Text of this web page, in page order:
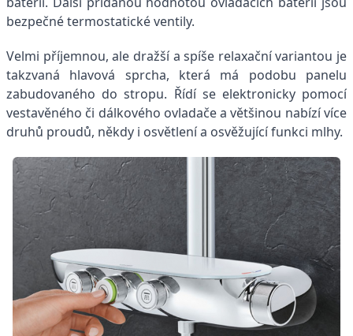
bezpečné termostatické ventily.
Velmi příjemnou, ale dražší a spíše relaxační variantou je
takzvaná hlavová sprcha, která má podobu panelu
zabudovaného do stropu. Řídí se elektronicky pomocí
vestavěného či dálkového ovladače a většinou nabízí více
druhů proudů, někdy i osvětlení a osvěžující funkci mlhy.